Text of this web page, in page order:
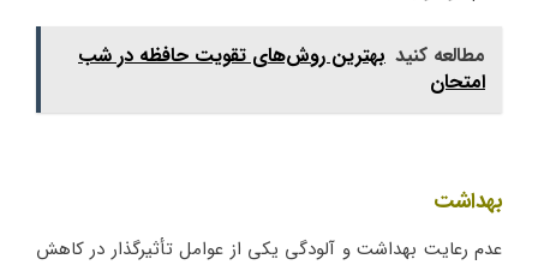
مطالعه کنید بهترین روش‌های تقویت حافظه در شب
امتحان
بهداشت
عدم رعایت بهداشت و آلودگی یکی از عوامل تأثیرگذار در کاهش